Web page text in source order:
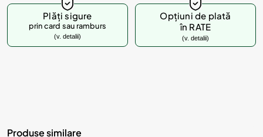
Plăți sigure
prin card sau ramburs
(v. detalii)
Opțiuni de plată
în RATE
(v. detalii)
Produse similare